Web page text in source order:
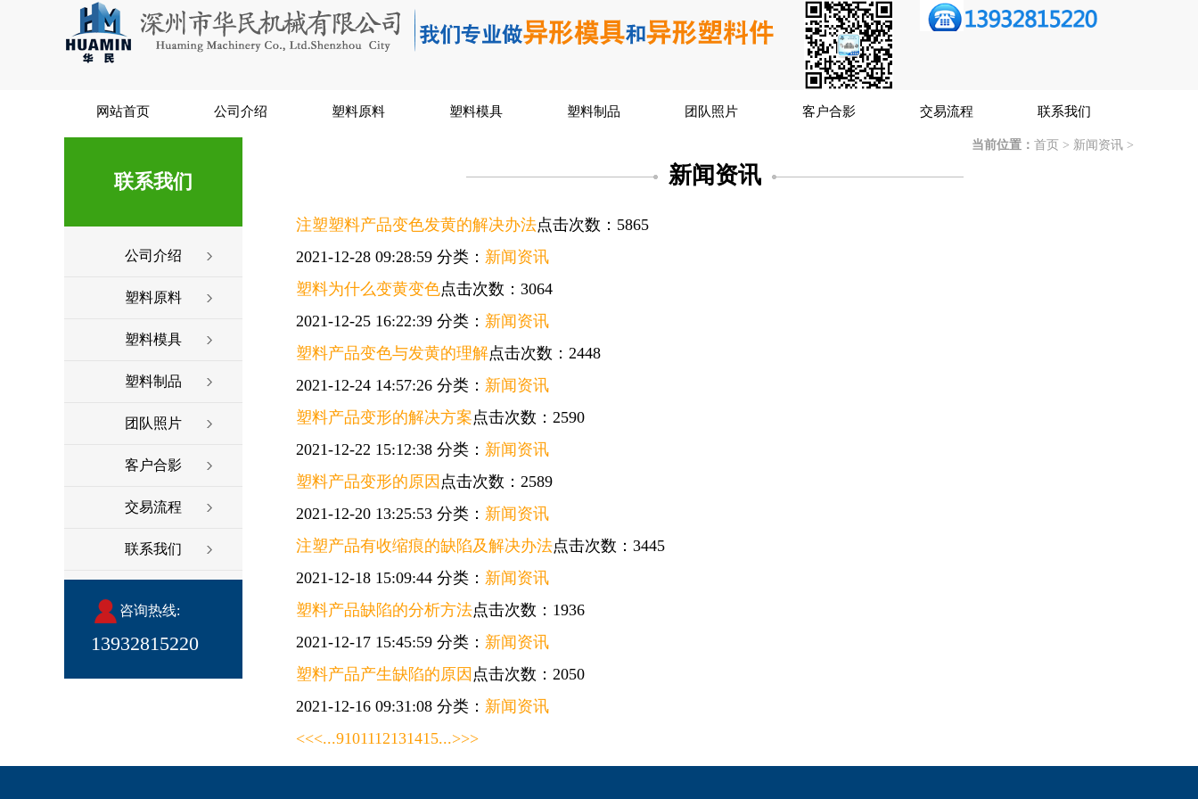
网站首页 公司介绍 塑料原料 塑料模具 塑料制品 团队照片 客户合影 交易流程 联系我们
联系我们
公司介绍
塑料原料
塑料模具
塑料制品
团队照片
客户合影
交易流程
联系我们
咨询热线:
13932815220
当前位置： 首页 > 新闻资讯 >
新闻资讯
注塑塑料产品变色发黄的解决办法点击次数：5865
2021-12-28 09:28:59 分类： 新闻资讯
塑料为什么变黄变色点击次数：3064
2021-12-25 16:22:39 分类： 新闻资讯
塑料产品变色与发黄的理解点击次数：2448
2021-12-24 14:57:26 分类： 新闻资讯
塑料产品变形的解决方案点击次数：2590
2021-12-22 15:12:38 分类： 新闻资讯
塑料产品变形的原因 点击次数：2589
2021-12-20 13:25:53 分类： 新闻资讯
注塑产品有收缩痕的缺陷及解决办法点击次数：3445
2021-12-18 15:09:44 分类： 新闻资讯
塑料产品缺陷的分析方法点击次数：1936
2021-12-17 15:45:59 分类： 新闻资讯
塑料产品产生缺陷的原因 点击次数：2050
2021-12-16 09:31:08 分类： 新闻资讯
<<<...9101112131415...>>>